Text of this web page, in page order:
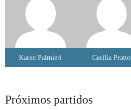
Karen Palmieri Cecilia Pratto
Próximos partidos